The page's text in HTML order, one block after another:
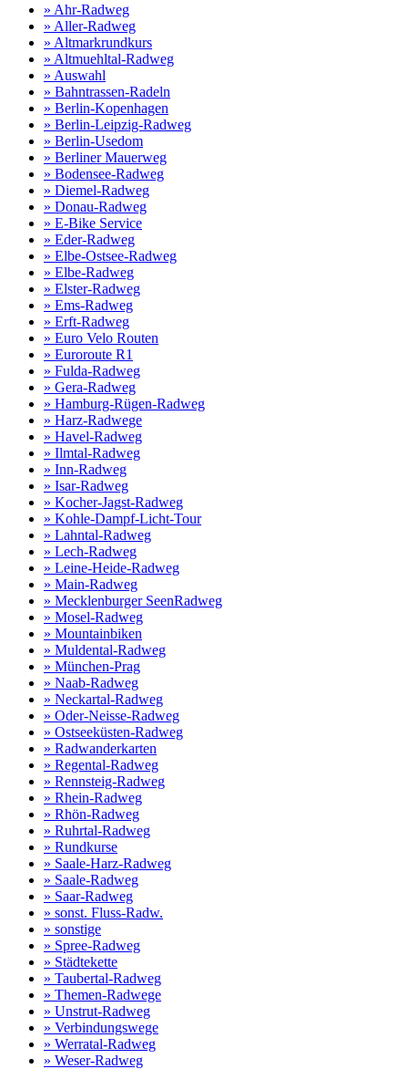
» Ahr-Radweg
» Aller-Radweg
» Altmarkrundkurs
» Altmuehltal-Radweg
» Auswahl
» Bahntrassen-Radeln
» Berlin-Kopenhagen
» Berlin-Leipzig-Radweg
» Berlin-Usedom
» Berliner Mauerweg
» Bodensee-Radweg
» Diemel-Radweg
» Donau-Radweg
» E-Bike Service
» Eder-Radweg
» Elbe-Ostsee-Radweg
» Elbe-Radweg
» Elster-Radweg
» Ems-Radweg
» Erft-Radweg
» Euro Velo Routen
» Euroroute R1
» Fulda-Radweg
» Gera-Radweg
» Hamburg-Rügen-Radweg
» Harz-Radwege
» Havel-Radweg
» Ilmtal-Radweg
» Inn-Radweg
» Isar-Radweg
» Kocher-Jagst-Radweg
» Kohle-Dampf-Licht-Tour
» Lahntal-Radweg
» Lech-Radweg
» Leine-Heide-Radweg
» Main-Radweg
» Mecklenburger SeenRadweg
» Mosel-Radweg
» Mountainbiken
» Muldental-Radweg
» München-Prag
» Naab-Radweg
» Neckartal-Radweg
» Oder-Neisse-Radweg
» Ostseeküsten-Radweg
» Radwanderkarten
» Regental-Radweg
» Rennsteig-Radweg
» Rhein-Radweg
» Rhön-Radweg
» Ruhrtal-Radweg
» Rundkurse
» Saale-Harz-Radweg
» Saale-Radweg
» Saar-Radweg
» sonst. Fluss-Radw.
» sonstige
» Spree-Radweg
» Städtekette
» Taubertal-Radweg
» Themen-Radwege
» Unstrut-Radweg
» Verbindungswege
» Werratal-Radweg
» Weser-Radweg